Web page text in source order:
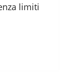
limiti